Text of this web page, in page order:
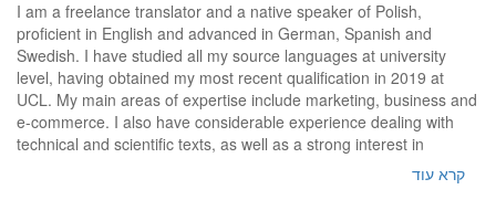
I am a freelance translator and a native speaker of Polish,
proficient in English and advanced in German, Spanish and
Swedish. I have studied all my source languages at university
level, having obtained my most recent qualification in 2019 at
UCL. My main areas of expertise include marketing, business and
e-commerce. I also have considerable experience dealing with
technical and scientific texts, as well as a strong interest in
localisation and transcreation. With a background in applied
linguistics and a few years of hands-on experience in the industry,
קרא עוד